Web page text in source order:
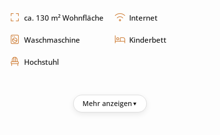
ca. 130 m² Wohnfläche Internet
Waschmaschine Kinderbett
Hochstuhl
Mehr anzeigen